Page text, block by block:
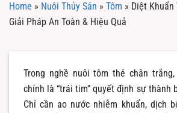
Home » Nuôi Thủy Sản » Tôm » Diệt Khuẩn
Giải Pháp An Toàn & Hiệu Quả
Trong nghề nuôi tôm thẻ chân
chính là “trái tim” quyết định sự thành
Chỉ cần ao nước nhiễm khuẩn, dịch